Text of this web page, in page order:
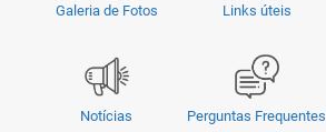
Galeria de Fotos Links úteis
Notícias Perguntas Frequentes